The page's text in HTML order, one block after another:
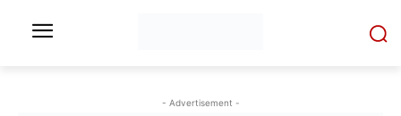
- Advertisement -